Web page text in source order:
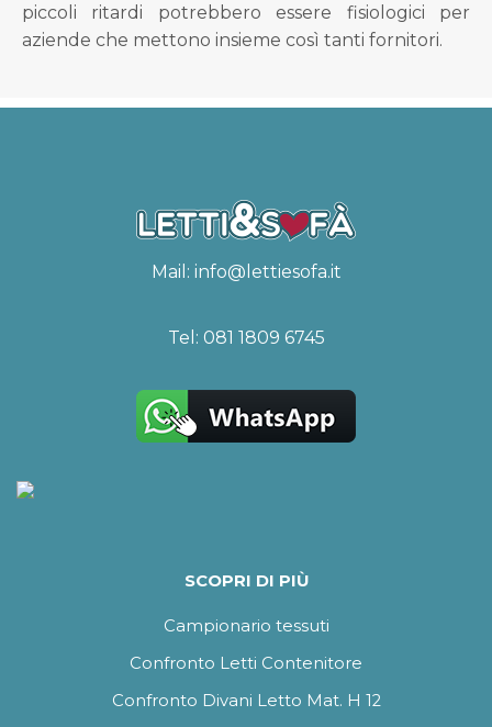
piccoli ritardi potrebbero essere fisiologici per
aziende che mettono insieme così tanti fornitori.
Mail: info@lettiesofa.it
Tel: 081 1809 6745
SCOPRI DI PIÙ
Campionario tessuti
Confronto Letti Contenitore
Confronto Divani Letto Mat. H 12